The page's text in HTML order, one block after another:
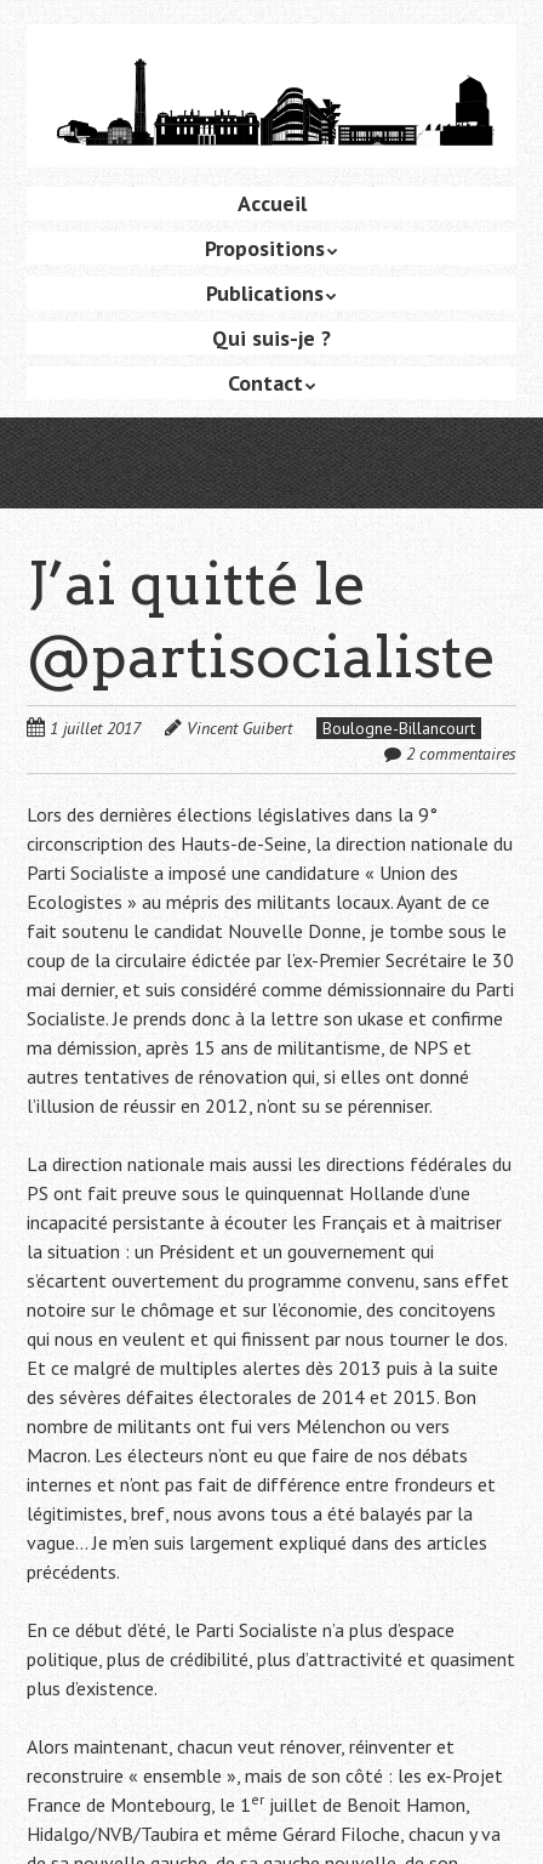
principal
au
Accueil
Propositions
Publications
Qui suis-je ?
Contact
J’ai quitté le
@partisocialiste
1 juillet 2017 Vincent Guibert
Boulogne-Billancourt
2 commentaires
Lors des dernières élections législatives dans la 9°
circonscription des Hauts-de-Seine, la direction nationale du
Parti Socialiste a imposé une candidature « Union des
Ecologistes » au mépris des militants locaux. Ayant de ce
fait soutenu le candidat Nouvelle Donne, je tombe sous le
coup de la circulaire édictée par l’ex-Premier Secrétaire le 30
mai dernier, et suis considéré comme démissionnaire du Parti
Socialiste. Je prends donc à la lettre son ukase et confirme
ma démission, après 15 ans de militantisme, de NPS et
autres tentatives de rénovation qui, si elles ont donné
l’illusion de réussir en 2012, n’ont su se pérenniser.
La direction nationale mais aussi les directions fédérales du
PS ont fait preuve sous le quinquennat Hollande d’une
incapacité persistante à écouter les Français et à maitriser
la situation : un Président et un gouvernement qui
s’écartent ouvertement du programme convenu, sans effet
notoire sur le chômage et sur l’économie, des concitoyens
qui nous en veulent et qui finissent par nous tourner le dos.
Et ce malgré de multiples alertes dès 2013 puis à la suite
des sévères défaites électorales de 2014 et 2015. Bon
nombre de militants ont fui vers Mélenchon ou vers
Macron. Les électeurs n’ont eu que faire de nos débats
internes et n’ont pas fait de différence entre frondeurs et
légitimistes, bref, nous avons tous a été balayés par la
vague… Je m’en suis largement expliqué dans des articles
précédents.
En ce début d’été, le Parti Socialiste n’a plus d’espace
politique, plus de crédibilité, plus d’attractivité et quasiment
plus d’existence.
Alors maintenant, chacun veut rénover, réinventer et
reconstruire « ensemble », mais de son côté : les ex-Projet
France de Montebourg, le 1er juillet de Benoit Hamon,
Hidalgo/NVB/Taubira et même Gérard Filoche, chacun y va